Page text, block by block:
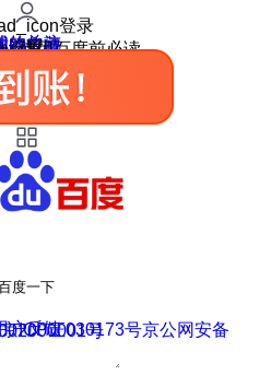
登录
的关注
的收藏
肤中心
户反馈
设置
使用百度前必读
度一下
户反馈
ICP证030173号
11000002000001号